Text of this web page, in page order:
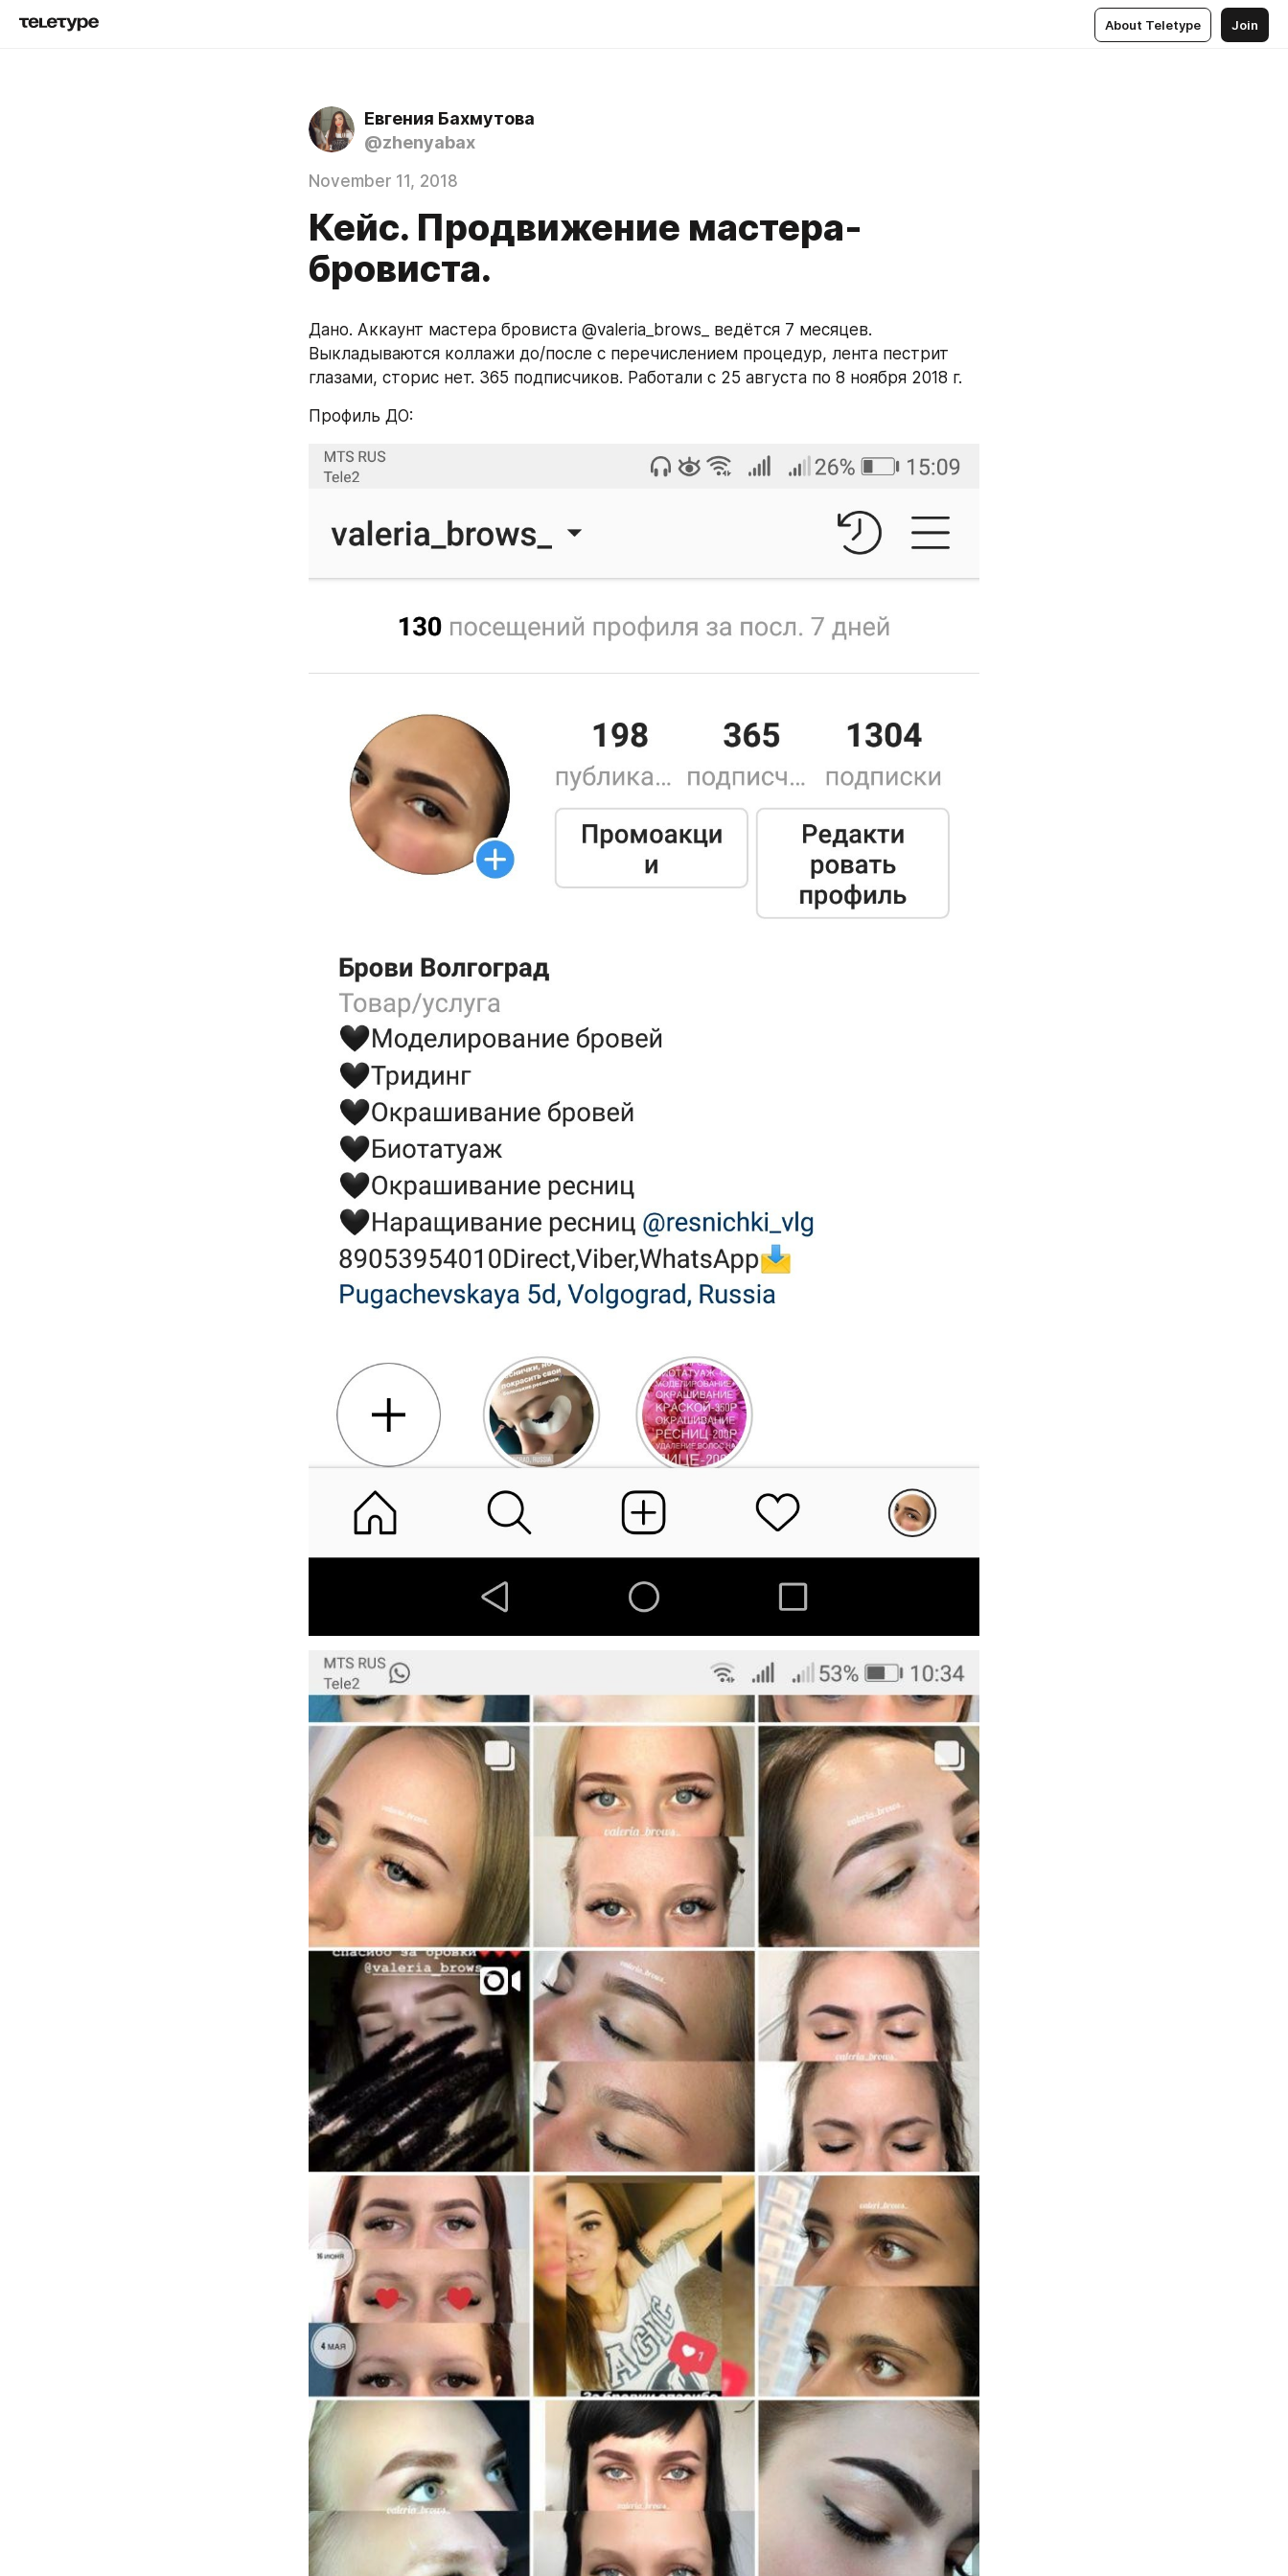
About Teletype Join
Евгения Бахмутова
@zhenyabax
November 11, 2018
Кейс. Продвижение мастера-
бровиста.
Дано. Аккаунт мастера бровиста @valeria_brows_ ведётся 7 месяцев.
Выкладываются коллажи до/после с перечислением процедур, лента пестрит
глазами, сторис нет. 365 подписчиков. Работали с 25 августа по 8 ноября 2018 г.
Профиль ДО: